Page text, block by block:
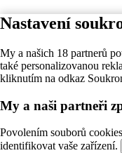
Nastavení
My a našich 18 partnerů
také personalizovanou
kliknutím na odkaz
My a naši partneři
Povolením souborů
identifikovat vaše zařízení.